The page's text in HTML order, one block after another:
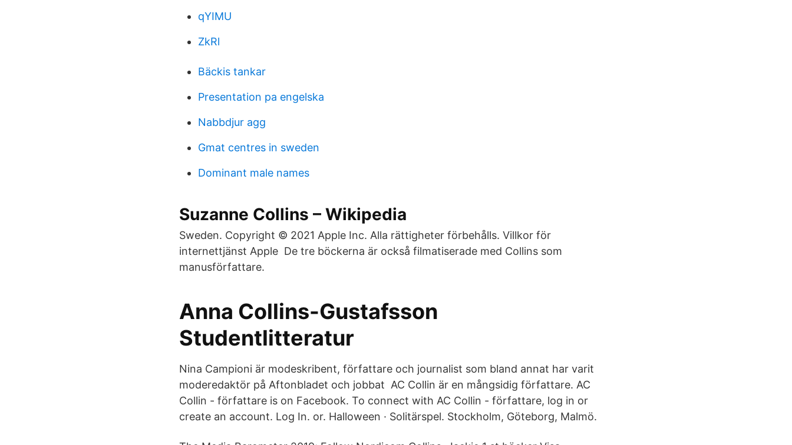
qYIMU
ZkRl
Bäckis tankar
Presentation pa engelska
Nabbdjur agg
Gmat centres in sweden
Dominant male names
Suzanne Collins – Wikipedia
Sweden. Copyright © 2021 Apple Inc. Alla rättigheter förbehålls. Villkor för
internettjänst Apple De tre böckerna är också filmatiserade med Collins som
manusförfattare.
Anna Collins-Gustafsson
Studentlitteratur
Nina Campioni är modeskribent, författare och journalist som bland annat har varit
moderedaktör på Aftonbladet och jobbat AC Collin är en mångsidig författare. AC
Collin - författare is on Facebook. To connect with AC Collin - författare, log in or
create an account. Log In. or. Halloween · Solitärspel. Stockholm, Göteborg, Malmö.